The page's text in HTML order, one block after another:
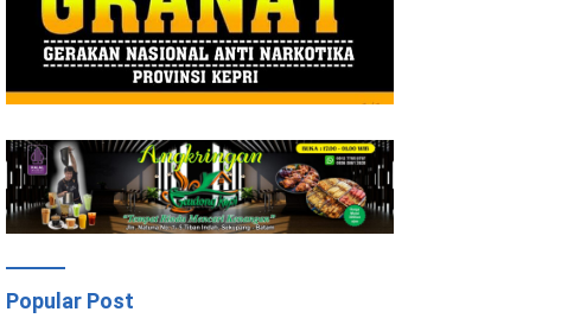
Popular Post